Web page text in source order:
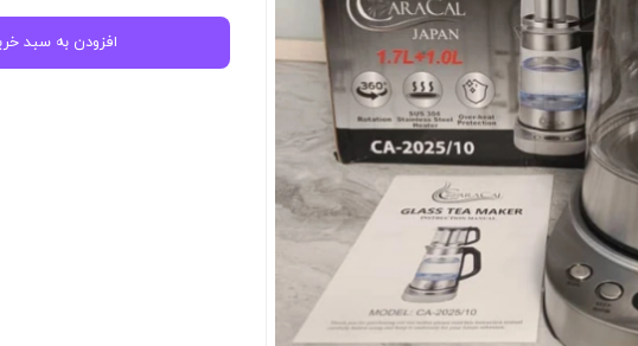
◼️ تجهیزات آشپرخانه
اجاق گاز مبله
اجاق گاز صفحه ای
هود آشپزخانه
فر توکار
◼️ ظرف و ظروف
سرویس قابلمه و ماهیتابه
افزودن به سبد